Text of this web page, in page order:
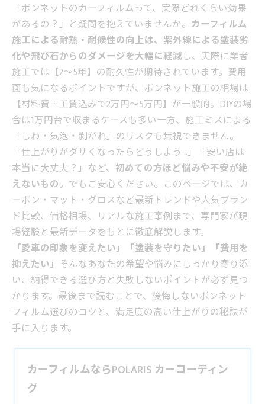
「ボンネットのカーフィルムって、実際どれくらい効果
があるの？」と疑問を抱えていませんか。 カーフィルム
施工による耐熱・耐候性の向上は、紫外線による塗装劣
化や飛び石からのダメージを大幅に軽減し、実際に業者
施工では【2～5年】の耐久性が期待されています。費用
面も気になるポイントですが、ボンネット施工の相場は
【材料費＋工賃込みで2万円～5万円】が一般的。DIYの場
合は1万円台で収まるケースも多い一方、施工ミスによる
「しわ・気泡・剥がれ」のリスクも無視できません。
「仕上がりがダサくなったらどうしよう…」「安い店は
本当に大丈夫？」など、 初めての方ほど悩みや不安が絶
えないもの。でもご安心ください。このページでは、カ
ーボン・マット・グロスなど最新トレンドや人気ブラン
ド比較、価格相場、リアルな施工事例まで、専門家が現
場経験と最新データをもとに徹底解説します。
「愛車の印象を変えたい」「塗装を守りたい」「費用を
抑えたい」 そんなあなたの希望や悩みにしっかり寄り添
い、納得できる選び方と失敗しないポイントが必ず見つ
かります。最後まで読むことで、後悔しないボンネット
フィルム選びのコツと、満足度の高い仕上がりの秘訣が
手に入ります。
カーフィルムならPOLARIS カーコーティン
グ